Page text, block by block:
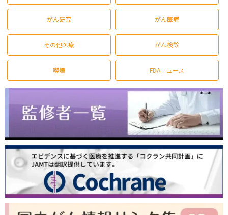
がん研究 がん医療
その他医療 がん検診
喫煙 FDAニュース